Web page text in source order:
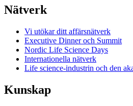
Nätverk
Vi utökar ditt affärsnätverk
Executive Dinner och Summit
Nordic Life Science Days
Internationella nätverk
Life science-industrin och den
Kunskap